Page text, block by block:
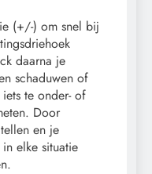
(+/-) om snel bij
daarna je
schaduwen of
te onder- of
Door
en je
elke situatie